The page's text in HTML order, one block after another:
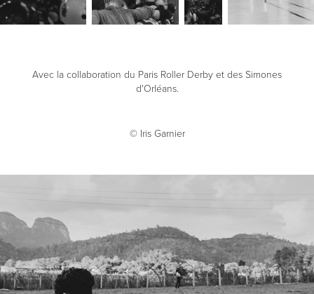
Avec la collaboration du Paris Roller Derby et des Simones
d'Orléans.
©Iris Garnier